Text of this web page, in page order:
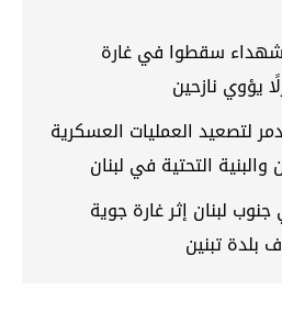
سقطوا في غارة
يؤوي نازحين
لتصعيد العمليات العسكرية
والبنية التحتية في لبنان
لبنان إثر غارة جوية
بلدة تبنين